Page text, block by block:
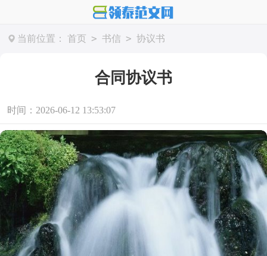
当前位置： 首页 > 书信 > 协议书
合同协议书
时间：2026-06-12 13:53:07